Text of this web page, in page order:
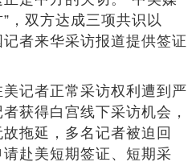
，双方达成三项共识以
者来华采访报道提供签证
记者正常采访权利遭到严
获得白宫线下采访机会，
拖延，多名记者被迫回
赴美短期签证、短期采